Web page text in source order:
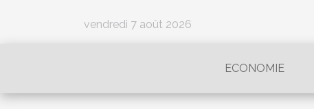
vendredi 7 août 2026
ECONOMIE